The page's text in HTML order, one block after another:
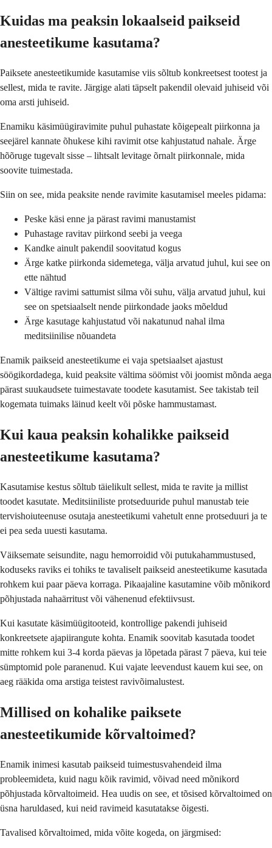
Kuidas ma peaksin lokaalseid paikseid
anesteetikume kasutama?
Paiksete anesteetikumide kasutamise viis sõltub konkreetsest tootest ja
sellest, mida te ravite. Järgige alati täpselt pakendil olevaid juhiseid või
oma arsti juhiseid.
Enamiku käsimüügiravimite puhul puhastate kõigepealt piirkonna ja
seejärel kannate õhukese kihi ravimit otse kahjustatud nahale. Ärge
hõõruge tugevalt sisse – lihtsalt levitage õrnalt piirkonnale, mida
soovite tuimestada.
Siin on see, mida peaksite nende ravimite kasutamisel meeles pidama:
Peske käsi enne ja pärast ravimi manustamist
Puhastage ravitav piirkond seebi ja veega
Kandke ainult pakendil soovitatud kogus
Ärge katke piirkonda sidemetega, välja arvatud juhul, kui see on
ette nähtud
Vältige ravimi sattumist silma või suhu, välja arvatud juhul, kui
see on spetsiaalselt nende piirkondade jaoks mõeldud
Ärge kasutage kahjustatud või nakatunud nahal ilma
meditsiinilise nõuandeta
Enamik paikseid anesteetikume ei vaja spetsiaalset ajastust
söögikordadega, kuid peaksite vältima söömist või joomist mõnda aega
pärast suukaudsete tuimestavate toodete kasutamist. See takistab teil
kogemata tuimaks läinud keelt või põske hammustamast.
Kui kaua peaksin kohalikke paikseid
anesteetikume kasutama?
Kasutamise kestus sõltub täielikult sellest, mida te ravite ja millist
toodet kasutate. Meditsiiniliste protseduuride puhul manustab teie
tervishoiuteenuse osutaja anesteetikumi vahetult enne protseduuri ja te
ei pea seda uuesti kasutama.
Väiksemate seisundite, nagu hemorroidid või putukahammustused,
koduseks raviks ei tohiks te tavaliselt paikseid anesteetikume kasutada
rohkem kui paar päeva korraga. Pikaajaline kasutamine võib mõnikord
põhjustada nahaärritust või vähenenud efektiivsust.
Kui kasutate käsimüügitooteid, kontrollige pakendi juhiseid
konkreetsete ajapiirangute kohta. Enamik soovitab kasutada toodet
mitte rohkem kui 3-4 korda päevas ja lõpetada pärast 7 päeva, kui teie
sümptomid pole paranenud. Kui vajate leevendust kauem kui see, on
aeg rääkida oma arstiga teistest ravivõimalustest.
Millised on kohalike paiksete
anesteetikumide kõrvaltoimed?
Enamik inimesi kasutab paikseid tuimestusvahendeid ilma
probleemideta, kuid nagu kõik ravimid, võivad need mõnikord
põhjustada kõrvaltoimeid. Hea uudis on see, et tõsised kõrvaltoimed on
üsna haruldased, kui neid ravimeid kasutatakse õigesti.
Tavalised kõrvaltoimed, mida võite kogeda, on järgmised: